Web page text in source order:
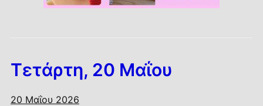
Τετάρτη, 20 Μαΐου
20 Μαΐου 2026